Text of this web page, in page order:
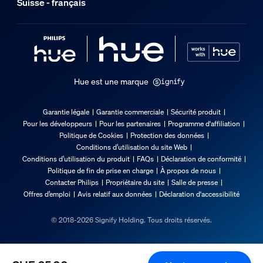
-20 °C à 45 °C
Options/accessoires inclus
Gradable avec l'application et la télécommande Hue
Caractéristiques lumineuses
Indice de rendu de couleur (IRC)
Hue est une marque
Garantie légale Garantie commerciale
Sécurité produit
Pour les développeurs
Pour les partenaires
Programme d'affiliation
Politique de Cookies
Protection des données
Conditions d’utilisation du site Web
Conditions d’utilisation du produit
FAQs
Déclaration de conformité
Politique de fin de prise en charge
À propos de nous
Contacter Philips
Propriétaire du site
Salle de presse
Offres d’emploi
Avis relatif aux données Déclaration d'accessibilité
© 2018-2026 Signify Holding. Tous droits réservés.